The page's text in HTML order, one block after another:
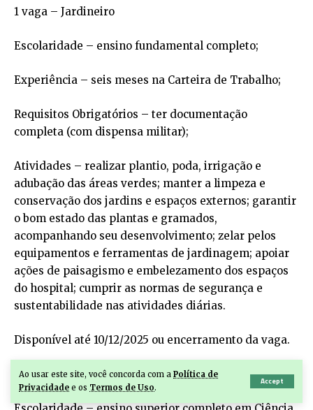
Ao usar este site, você concorda com a Política de
Privacidade e os Termos de Uso.
Accept
1 vaga – Jardineiro
Escolaridade – ensino fundamental completo;
Experiência – seis meses na Carteira de Trabalho;
Requisitos Obrigatórios – ter documentação
completa (com dispensa militar);
Atividades – realizar plantio, poda, irrigação e
adubação das áreas verdes; manter a limpeza e
conservação dos jardins e espaços externos; garantir
o bom estado das plantas e gramados,
acompanhando seu desenvolvimento; zelar pelos
equipamentos e ferramentas de jardinagem; apoiar
ações de paisagismo e embelezamento dos espaços
do hospital; cumprir as normas de segurança e
sustentabilidade nas atividades diárias.
Disponível até 10/12/2025 ou encerramento da vaga.
1 vaga – Analista financeiro